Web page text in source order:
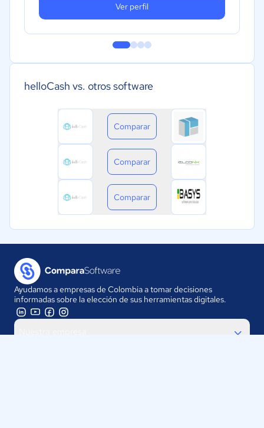
Ver perfil
helloCash vs. otros software
Comparar
Comparar
Comparar
Ayudamos a empresas de Colombia a tomar decisiones
informadas sobre la elección de sus herramientas digitales.